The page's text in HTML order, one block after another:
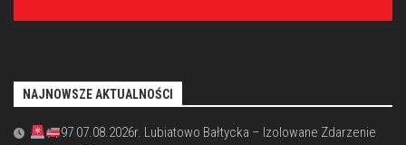
NAJNOWSZE AKTUALNOŚCI
97 07.08.2026r. Lubiatowo Bałtycka – Izolowane Zdarzenie